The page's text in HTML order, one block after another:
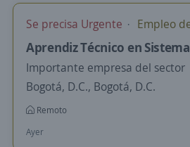
Se precisa Urgente Empleo
Aprendiz Técnico en
Importante empresa del sector
Bogotá, D.C., Bogotá, D.C.
Remoto
Ayer